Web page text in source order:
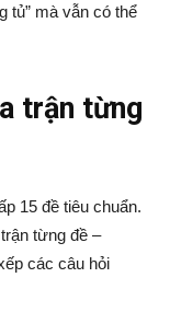
tủ” mà vẫn có thể
trận từng
15 đề tiêu chuẩn.
từng đề –
các câu hỏi